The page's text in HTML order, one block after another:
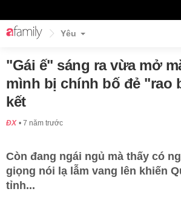
Yêu
"Gái ế" sáng ra vừa mở
mình bị chính bố đẻ "rao
kết
ĐX 7 năm trước
Còn đang ngái ngủ mà thấy có
giọng nói lạ lẫm vang lên khiến
tỉnh...